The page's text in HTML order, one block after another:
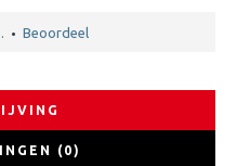
• Beoordeel
(0)